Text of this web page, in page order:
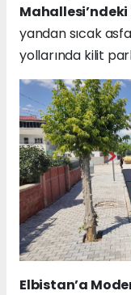
Mahallesi’ndeki
yandan sıcak
yollarında kilit
Elbistan’a